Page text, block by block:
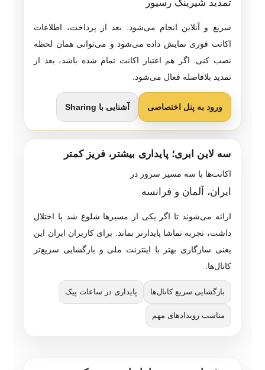
تمدید شیرینگ رسیور
سریع و آنلاین انجام می‌شود. بعد از پرداخت، اطلاعات
اکانت فوری نمایش داده می‌شود و می‌توانی همان لحظه
نصب کنی. اگر هم اعتبار اکانت تمام شده باشد، بعد از
تمدید بلافاصله فعال می‌شود.
ورود به پنل اختصاصی آشنایی با Sharing
سه لاین ابری؛ پایداری بیشتر، فریز کمتر
اکانت‌ها با سه مسیر سرور در
ایران، آلمان و فرانسه
ارائه می‌شوند تا اگر یکی از مسیرها شلوغ شد یا اختلال
داشت، تجربه تماشا پایدارتر بماند. برای کاربران ایران این
یعنی سازگاری بهتر با اینترنت ملی و بازگشایی سریع‌تر
کانال‌ها.
بازگشایی سریع کانال‌ها پایداری در ساعات پیک
مناسب رویدادهای مهم